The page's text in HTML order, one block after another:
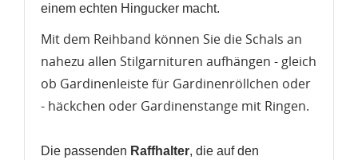
einem echten Hingucker macht.
Mit dem Reihband können Sie die Schals an
nahezu allen Stilgarnituren aufhängen - gleich
ob Gardinenleiste für Gardinenröllchen oder
- häckchen oder Gardinenstange mit Ringen.
Die passenden Raffhalter, die auf den